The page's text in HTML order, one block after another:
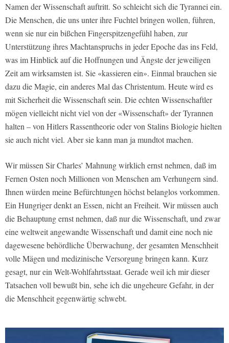
Namen der Wissenschaft auftritt. So schleicht sich die Tyrannei ein.
Die Menschen, die uns unter ihre Fuchtel bringen wollen, führen,
wenn sie nur ein bißchen Fingerspitzengefühl haben, zur
Unterstützung ihres Machtanspruchs in jeder Epoche das ins Feld,
was im Hinblick auf die Hoffnungen und Ängste der jeweiligen
Zeit am wirksamsten ist. Sie «kassieren ein». Einmal brauchen sie
dazu die Magie, ein anderes Mal das Christentum. Heute wird es
mit Sicherheit die Wissenschaft sein. Die echten Wissenschaftler
mögen vielleicht nicht viel von der «Wissenschaft» der Tyrannen
halten – von Hitlers Rassentheorie oder von Stalins Biologie hielten
sie auch nicht viel. Aber sie kann man ja mundtot machen.
Wir müssen Sir Charles’ Mahnung wirklich ernst nehmen, daß im
Fernen Osten noch Millionen von Menschen am Verhungern sind.
Ihnen würden meine Befürchtungen höchst belanglos vorkommen.
Ein Hungriger denkt an Essen, nicht an Freiheit. Wir müssen auch
die Behauptung ernst nehmen, daß nur die Wissenschaft, und zwar
eine weltweit angewandte Wissenschaft und damit eine noch nie
dagewesene behördliche Überwachung, der gesamten Menschheit
volle Mägen und medizinische Versorgung bringen kann. Kurz
gesagt, nur ein Welt-Wohlfahrtsstaat. Gerade weil ich mir dieser
Tatsachen voll bewußt bin, sehe ich die ungeheure Gefahr, in der
die Menschheit gegenwärtig schwebt.